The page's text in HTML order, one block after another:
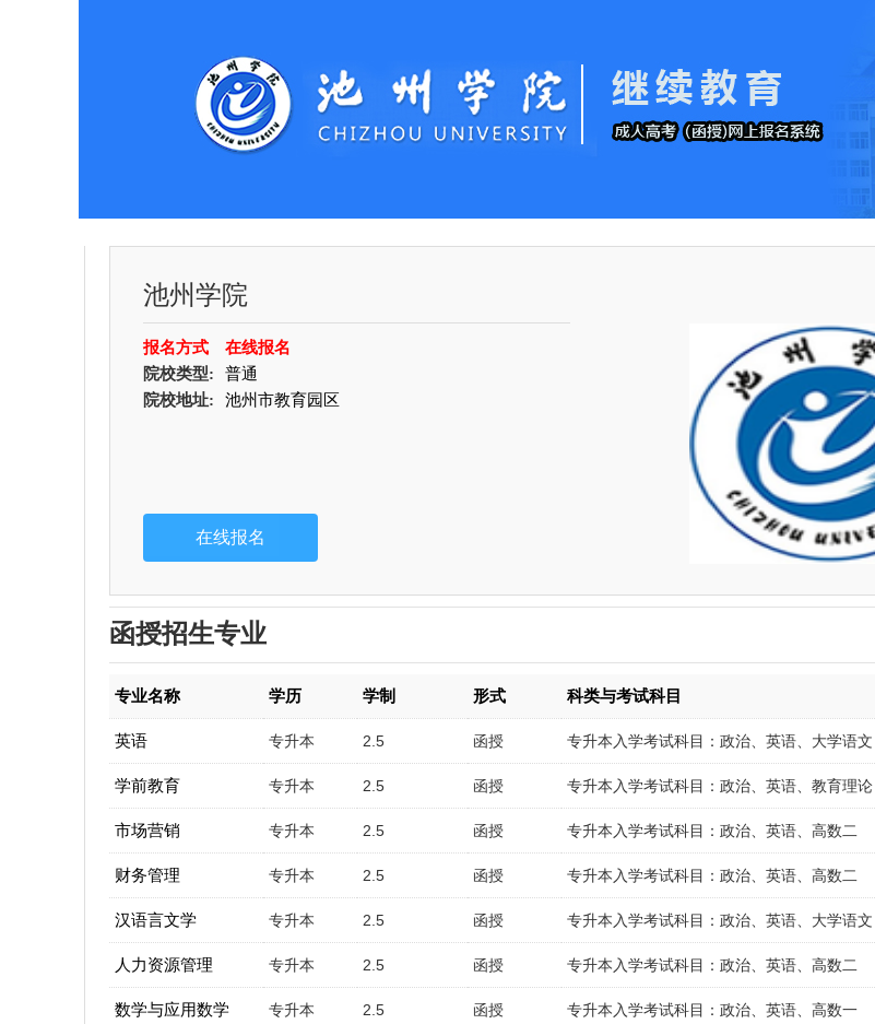
池州学院
报名方式
在线报名
院校类型:
普通
院校地址:
池州市教育园区
函授招生专业
专业名称 学历 学制 形式 科类与考试科目
英语 专升本 2.5 函授 专升本入学考试科目：政治、英语、大学语文
学前教育 专升本 2.5 函授 专升本入学考试科目：政治、英语、教育理论
市场营销 专升本 2.5 函授 专升本入学考试科目：政治、英语、高数二
财务管理 专升本 2.5 函授 专升本入学考试科目：政治、英语、高数二
汉语言文学 专升本 2.5 函授 专升本入学考试科目：政治、英语、大学语文
人力资源管理 专升本 2.5 函授 专升本入学考试科目：政治、英语、高数二
数学与应用数学 专升本 2.5 函授 专升本入学考试科目：政治、英语、高数一